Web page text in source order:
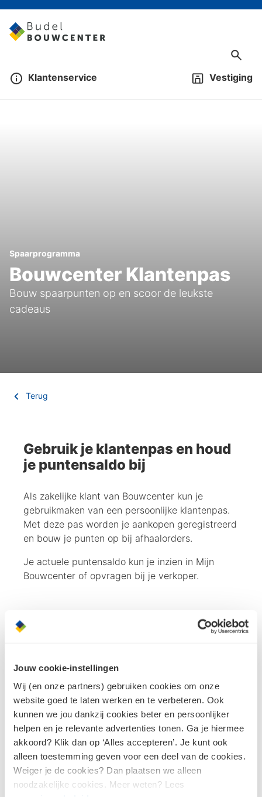
Jouw cookie-instellingen
Wij (en onze partners) gebruiken cookies om onze
website goed te laten werken en te verbeteren. Ook
kunnen we jou dankzij cookies beter en persoonlijker
helpen en je relevante advertenties tonen. Ga je hiermee
akkoord? Klik dan op ‘Alles accepteren’. Je kunt ook
alleen toestemming geven voor een deel van de cookies.
Weiger je de cookies? Dan plaatsen we alleen
noodzakelijke cookies. Meer weten? Lees
Klantenservice Vestiging
Spaarprogramma
Bouwcenter Klantenpas
Bouw spaarpunten op en scoor de leukste
cadeaus
Terug
Gebruik je klantenpas en houd
je puntensaldo bij
Als zakelijke klant van Bouwcenter kun je
gebruikmaken van een persoonlijke klantenpas.
Met deze pas worden je aankopen geregistreerd
en bouw je punten op bij afhaalorders.
Je actuele puntensaldo kun je inzien in Mijn
Bouwcenter of opvragen bij je verkoper.
Punten verzilveren
Heb je genoeg punten gespaard om jouw
favoriete cadeau te bemachtigen? Wissel dan
snel jouw gespaarde punten in! Vul het formulier
in, wij checken je puntensaldo en jij ontvangt in
no time jouw cadeau. Zo spaar jij met
Bouwcenter voor de leukste cadeaus!